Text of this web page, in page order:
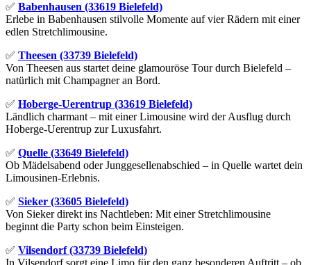
✅ Babenhausen (33619 Bielefeld)
Erlebe in Babenhausen stilvolle Momente auf vier Rädern mit einer
edlen Stretchlimousine.
✅ Theesen (33739 Bielefeld)
Von Theesen aus startet deine glamouröse Tour durch Bielefeld –
natürlich mit Champagner an Bord.
✅ Hoberge-Uerentrup (33619 Bielefeld)
Ländlich charmant – mit einer Limousine wird der Ausflug durch
Hoberge-Uerentrup zur Luxusfahrt.
✅ Quelle (33649 Bielefeld)
Ob Mädelsabend oder Junggesellenabschied – in Quelle wartet dein
Limousinen-Erlebnis.
✅ Sieker (33605 Bielefeld)
Von Sieker direkt ins Nachtleben: Mit einer Stretchlimousine
beginnt die Party schon beim Einsteigen.
✅ Vilsendorf (33739 Bielefeld)